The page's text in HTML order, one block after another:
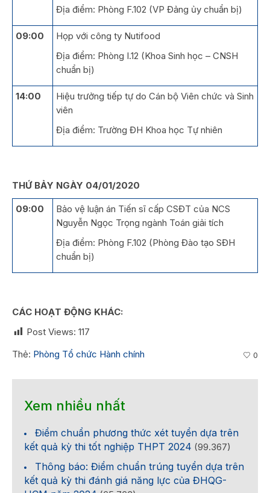
Địa điểm: Phòng F.102 (VP Đảng ủy chuẩn bị)
09:00
Họp với công ty Nutifood
Địa điểm: Phòng I.12 (Khoa Sinh học – CNSH
chuẩn bị)
14:00
Hiệu trưởng tiếp tự do Cán bộ Viên chức và Sinh
viên
Địa điểm: Trường ĐH Khoa học Tự nhiên
THỨ BẢY NGÀY 04/01/2020
09:00
Bảo vệ luận án Tiến sĩ cấp CSĐT của NCS
Nguyễn Ngọc Trọng ngành Toán giải tích
Địa điểm: Phòng F.102 (Phòng Đào tạo SĐH
chuẩn bị)
CÁC HOẠT ĐỘNG KHÁC:
Post Views: 117
Thẻ: Phòng Tổ chức Hành chính 0
Xem nhiều nhất
Điểm chuẩn phương thức xét tuyển dựa trên
kết quả kỳ thi tốt nghiệp THPT 2024 (99.367)
Thông báo: Điểm chuẩn trúng tuyển dựa trên
kết quả kỳ thi đánh giá năng lực của ĐHQG-